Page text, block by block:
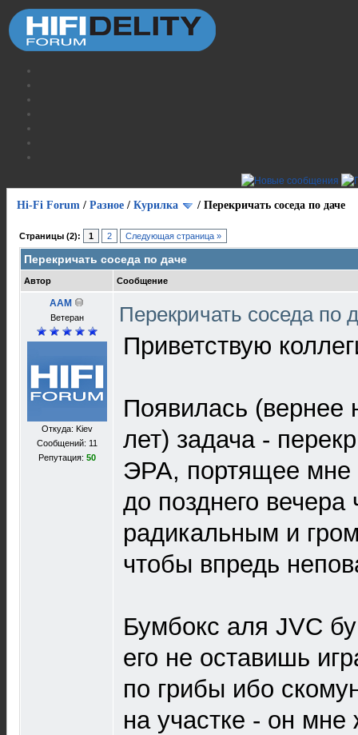
Hi-Fi Forum / Разное / Курилка / Перекричать соседа по даче
Страницы (2): 1 2 Следующая страница »
Перекричать соседа по даче
Автор Сообщение
AAM
Ветеран
Откуда: Kiev
Сообщений: 11
Репутация: 50
Перекричать соседа по
Приветствую
Появилась (вернее
лет) задача -
ЭРА, портящее мне
до позднего
радикальным и
чтобы впредь
Бумбокс аля JVC
его не оставишь
по грибы ибо
на участке - он